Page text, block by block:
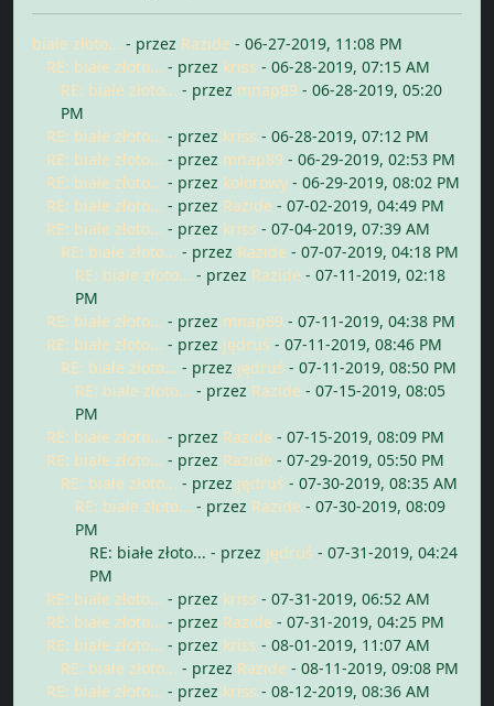
białe złoto... - przez Razide - 06-27-2019, 11:08 PM
RE: białe złoto... - przez kriss - 06-28-2019, 07:15 AM
RE: białe złoto... - przez mnap89 - 06-28-2019, 05:20
PM
RE: białe złoto... - przez kriss - 06-28-2019, 07:12 PM
RE: białe złoto... - przez mnap89 - 06-29-2019, 02:53 PM
RE: białe złoto... - przez kolorowy - 06-29-2019, 08:02 PM
RE: białe złoto... - przez Razide - 07-02-2019, 04:49 PM
RE: białe złoto... - przez kriss - 07-04-2019, 07:39 AM
RE: białe złoto... - przez Razide - 07-07-2019, 04:18 PM
RE: białe złoto... - przez Razide - 07-11-2019, 02:18
PM
RE: białe złoto... - przez mnap89 - 07-11-2019, 04:38 PM
RE: białe złoto... - przez jędruś - 07-11-2019, 08:46 PM
RE: białe złoto... - przez jędruś - 07-11-2019, 08:50 PM
RE: białe złoto... - przez Razide - 07-15-2019, 08:05
PM
RE: białe złoto... - przez Razide - 07-15-2019, 08:09 PM
RE: białe złoto... - przez Razide - 07-29-2019, 05:50 PM
RE: białe złoto... - przez jędruś - 07-30-2019, 08:35 AM
RE: białe złoto... - przez Razide - 07-30-2019, 08:09
PM
RE: białe złoto... - przez jędruś - 07-31-2019, 04:24
PM
RE: białe złoto... - przez kriss - 07-31-2019, 06:52 AM
RE: białe złoto... - przez Razide - 07-31-2019, 04:25 PM
RE: białe złoto... - przez kriss - 08-01-2019, 11:07 AM
RE: białe złoto... - przez Razide - 08-11-2019, 09:08 PM
RE: białe złoto... - przez kriss - 08-12-2019, 08:36 AM